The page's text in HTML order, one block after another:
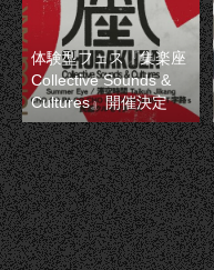
体験型フェス『集楽座
Collective Sounds &
Cultures』開催決定